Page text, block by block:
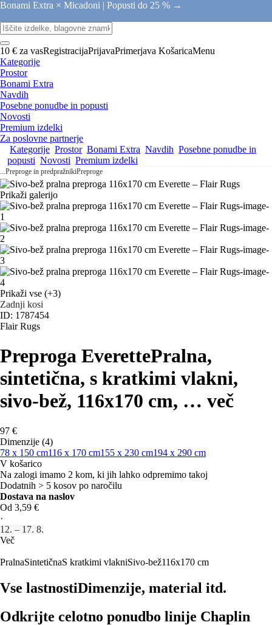
Bonami Extra × Micadoni | Popusti do 25 % →
10 € za vasRegistracijaPrijavaPrimerjava KošaricaMenu
Kategorije
Prostor
Bonami Extra
Navdih
Posebne ponudbe in popusti
Novosti
Premium izdelki
Za poslovne partnerje
Kategorije Prostor Bonami Extra Navdih Posebne ponudbe in
popusti Novosti Premium izdelki
...Preproge in predpražnikiPreproge
Prikaži galerijo
Prikaži vse (+3)
Zadnji kosi
ID: 1787454
Flair Rugs
Preproga EverettePralna,
sintetična, s kratkimi vlakni,
sivo-bež, 116x170 cm, … več
97 €
Dimenzije (4)
78 x 150 cm116 x 170 cm155 x 230 cm194 x 290 cm
V košarico
Na zalogi imamo 2 kom, ki jih lahko odpremimo takoj
Dodatnih > 5 kosov po naročilu
Dostava na naslov
Od 3,59 €
·
12. – 17. 8.
Več
PralnaSintetičnaS kratkimi vlakniSivo-bež116x170 cm
Vse lastnostiDimenzije, material itd.
Odkrijte celotno ponudbo linije Chaplin